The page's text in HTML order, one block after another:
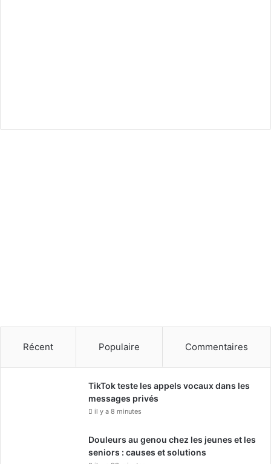
Récent Populaire Commentaires
TikTok teste les appels vocaux dans les
messages privés
il y a 8 minutes
Douleurs au genou chez les jeunes et les
seniors : causes et solutions